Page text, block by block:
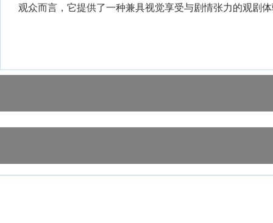
观众而言，它提供了一种兼具视觉享受与剧情张力的观剧